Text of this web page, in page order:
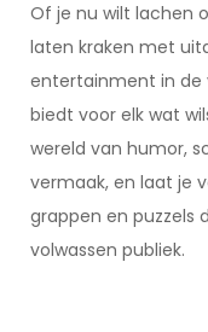
Of je nu wilt lachen
laten kraken met
entertainment in de
biedt voor elk wat
wereld van humor,
vermaak, en laat je
grappen en puzzels
volwassen publiek.